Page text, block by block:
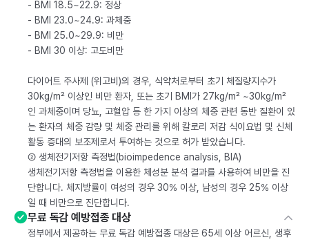
- BMI 18.5~22.9: 정상
- BMI 23.0~24.9: 과체중
- BMI 25.0~29.9: 비만
- BMI 30 이상: 고도비만
다이어트 주사제 (위고비)의 경우, 식약처로부터 초기 체질량지수가
30kg/m² 이상인 비만 환자, 또는 초기 BMI가 27kg/m² ~30kg/m²
인 과체중이며 당뇨, 고혈압 등 한 가지 이상의 체중 관련 동반 질환이 있
는 환자의 체중 감량 및 체중 관리를 위해 칼로리 저감 식이요법 및 신체
활동 증대의 보조제로서 투여하는 것으로 허가 받았습니다.
② 생체전기저항 측정법(bioimpedence analysis, BIA)
생체전기저항 측정법을 이용한 체성분 분석 결과를 사용하여 비만을 진
단합니다. 체지방률이 여성의 경우 30% 이상, 남성의 경우 25% 이상
일 때 비만으로 진단합니다.
무료 독감 예방접종 대상
정부에서 제공하는 무료 독감 예방접종 대상은 65세 이상 어르신, 생후